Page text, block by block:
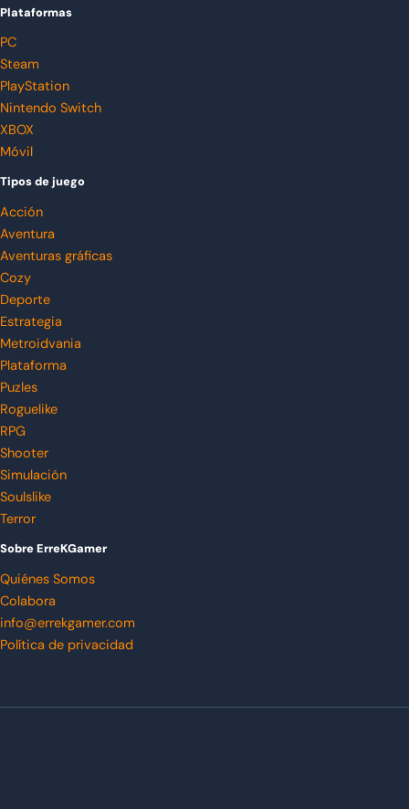
Plataformas
PC
Steam
PlayStation
Nintendo Switch
XBOX
Móvil
Tipos de juego
Acción
Aventura
Aventuras gráficas
Cozy
Deporte
Estrategia
Metroidvania
Plataforma
Puzles
Roguelike
RPG
Shooter
Simulación
Soulslike
Terror
Sobre ErreKGamer
Quiénes Somos
Colabora
info@errekgamer.com
Política de privacidad